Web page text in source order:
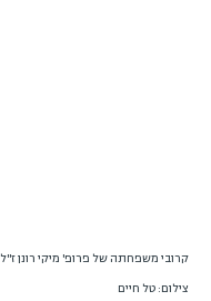
קרובי משפחתה של פרופ' מיקי רונן ז"ל
צילום: טל חיים